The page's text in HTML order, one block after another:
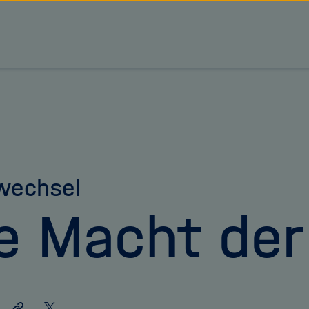
Macht